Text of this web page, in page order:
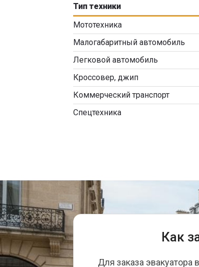
Тип техники
Мототехника
Малогабаритный автомобиль
Легковой автомобиль
Кроссовер, джип
Коммерческий транспорт
Спецтехника
Как
Для заказа